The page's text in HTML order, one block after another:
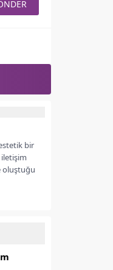
bir
oluştuğu